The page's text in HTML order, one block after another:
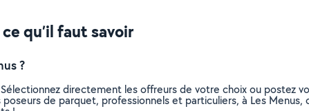
qu’il faut savoir
?
directement les offreurs de votre choix ou postez
de parquet, professionnels et particuliers, à Les